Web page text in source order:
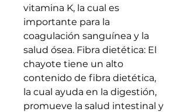
vitamina K, la cual es
importante para la
coagulación sanguínea y la
salud ósea. Fibra dietética: El
chayote tiene un alto
contenido de fibra dietética,
la cual ayuda en la digestión,
promueve la salud intestinal y